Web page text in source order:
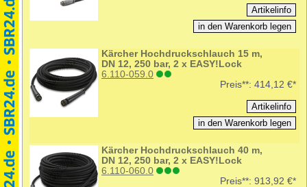
Kärcher Hochdruckschlauch 15 m,
DN 12, 250 bar, 2 x EASY!Lock
6.110-059.0
Preis**: 414,12 €*
Kärcher Hochdruckschlauch 40 m,
DN 12, 250 bar, 2 x EASY!Lock
6.110-060.0
Preis**: 913,92 €*